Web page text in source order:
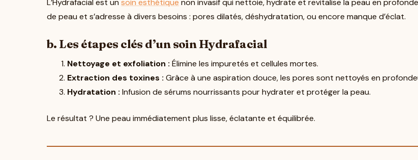
L’Hydrafacial est un soin esthétique non invasif qui nettoie, hydrate et revitalise la peau en
de peau et s’adresse à divers besoins : pores dilatés, déshydratation, ou encore manque d’éclat.
b. Les étapes clés d’un soin Hydrafacial
Nettoyage et exfoliation : Élimine les impuretés et cellules mortes.
Extraction des toxines : Grâce à une aspiration douce, les pores sont nettoyés en
Hydratation : Infusion de sérums nourrissants pour hydrater et protéger la peau.
Le résultat ? Une peau immédiatement plus lisse, éclatante et équilibrée.